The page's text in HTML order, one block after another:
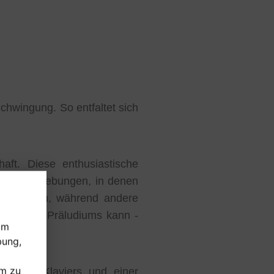
zu
So entfaltet sich
Diese enthusiastische
Umgebungen, in denen
üben, während andere
Chopin Präludiums kann -
des Klaviers und einer